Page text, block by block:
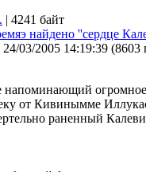
| 4241 байт
найдено ''сердце
24/03/2005 14:19:39 (8603
огромное
от Кивинымме
раненный